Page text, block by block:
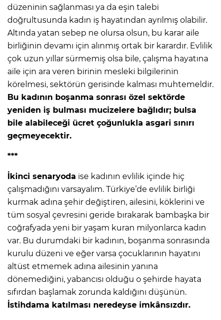
düzeninin sağlanması ya da eşin talebi
doğrultusunda kadın iş hayatından ayrılmış olabilir.
Altında yatan sebep ne olursa olsun, bu karar aile
birliğinin devamı için alınmış ortak bir karardır. Evlilik
çok uzun yıllar sürmemiş olsa bile, çalışma hayatına
aile için ara veren birinin mesleki bilgilerinin
körelmesi, sektörün gerisinde kalması muhtemeldir.
Bu kadının boşanma sonrası özel sektörde
yeniden iş bulması mucizelere bağlıdır; bulsa
bile alabileceği ücret çoğunlukla asgari sınırı
geçmeyecektir.
***
İkinci senaryoda ise kadının evlilik içinde hiç
çalışmadığını varsayalım. Türkiye’de evlilik birliği
kurmak adına şehir değiştiren, ailesini, köklerini ve
tüm sosyal çevresini geride bırakarak bambaşka bir
coğrafyada yeni bir yaşam kuran milyonlarca kadın
var. Bu durumdaki bir kadının, boşanma sonrasında
kurulu düzeni ve eğer varsa çocuklarının hayatını
altüst etmemek adına ailesinin yanına
dönemediğini, yabancısı olduğu o şehirde hayata
sıfırdan başlamak zorunda kaldığını düşünün.
İstihdama katılması neredeyse imkânsızdır.